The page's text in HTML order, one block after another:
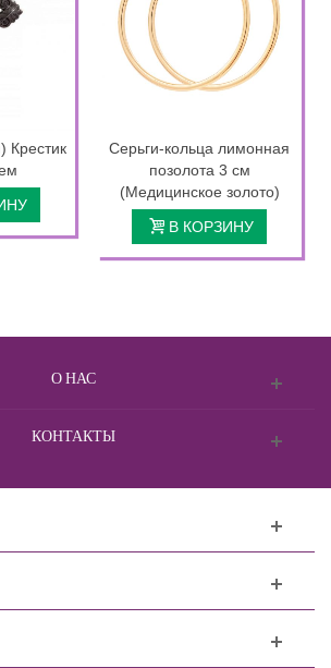
Крестик
Серьги-кольца лимонная
позолота 3 см
(Медицинское золото)
В КОРЗИНУ
О НАС
КОНТАКТЫ